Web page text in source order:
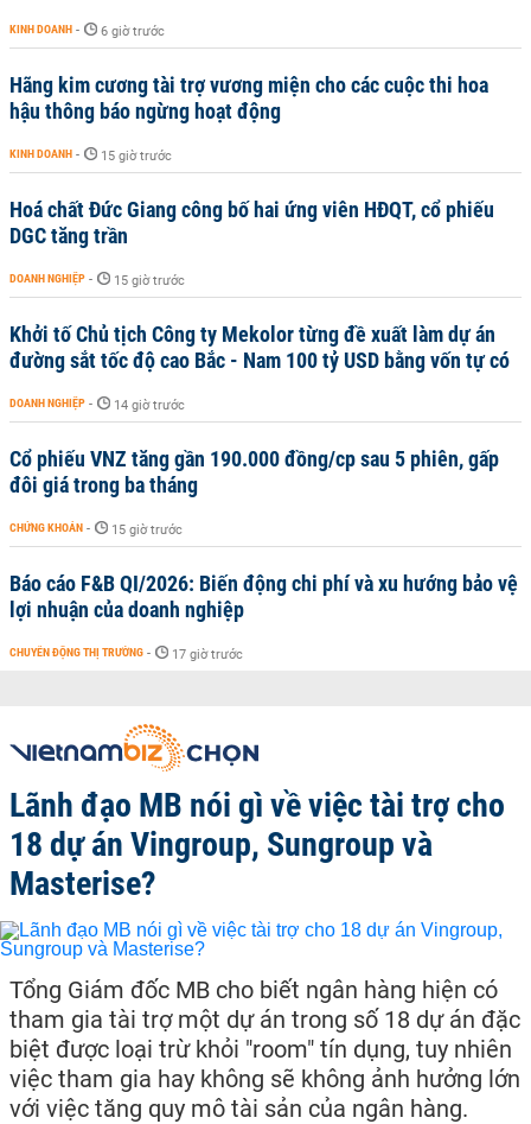
KINH DOANH - 6 giờ trước
Hãng kim cương tài trợ vương miện cho các cuộc thi hoa
hậu thông báo ngừng hoạt động
KINH DOANH - 15 giờ trước
Hoá chất Đức Giang công bố hai ứng viên HĐQT, cổ phiếu
DGC tăng trần
DOANH NGHIỆP - 15 giờ trước
Khởi tố Chủ tịch Công ty Mekolor từng đề xuất làm dự án
đường sắt tốc độ cao Bắc - Nam 100 tỷ USD bằng vốn tự có
DOANH NGHIỆP - 14 giờ trước
Cổ phiếu VNZ tăng gần 190.000 đồng/cp sau 5 phiên, gấp
đôi giá trong ba tháng
CHỨNG KHOÁN - 15 giờ trước
Báo cáo F&B QI/2026: Biến động chi phí và xu hướng bảo vệ
lợi nhuận của doanh nghiệp
CHUYỂN ĐỘNG THỊ TRƯỜNG - 17 giờ trước
Lãnh đạo MB nói gì về việc tài trợ cho
18 dự án Vingroup, Sungroup và
Masterise?
Tổng Giám đốc MB cho biết ngân hàng hiện có
tham gia tài trợ một dự án trong số 18 dự án đặc
biệt được loại trừ khỏi "room" tín dụng, tuy nhiên
việc tham gia hay không sẽ không ảnh hưởng lớn
với việc tăng quy mô tài sản của ngân hàng.